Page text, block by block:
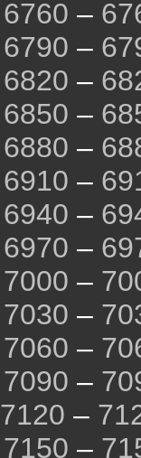
6760 –
6790 –
6820 –
6850 –
6880 –
6910 –
6940 –
6970 –
7000 –
7030 –
7060 –
7090 –
7120 –
7150 –